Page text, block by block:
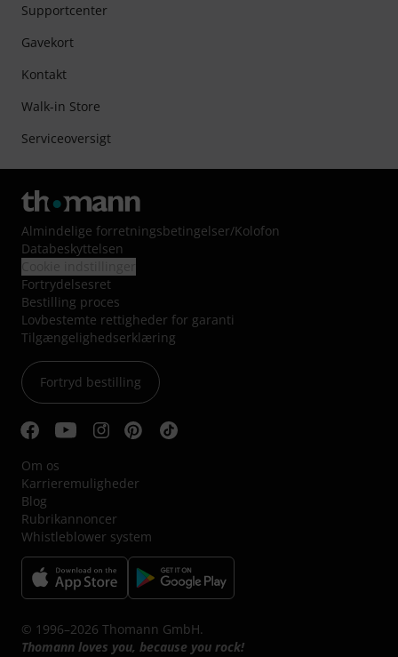
Supportcenter
Gavekort
Kontakt
Walk-in Store
Serviceoversigt
Almindelige forretningsbetingelser/Kolofon
Databeskyttelsen
Fortrydelsesret
Bestilling proces
Lovbestemte rettigheder for garanti
Tilgængelighedserklæring
Fortryd bestilling
Om os
Karrieremuligheder
Blog
Rubrikannoncer
Whistleblower system
© 1996–2026 Thomann GmbH.
Thomann loves you, because you rock!